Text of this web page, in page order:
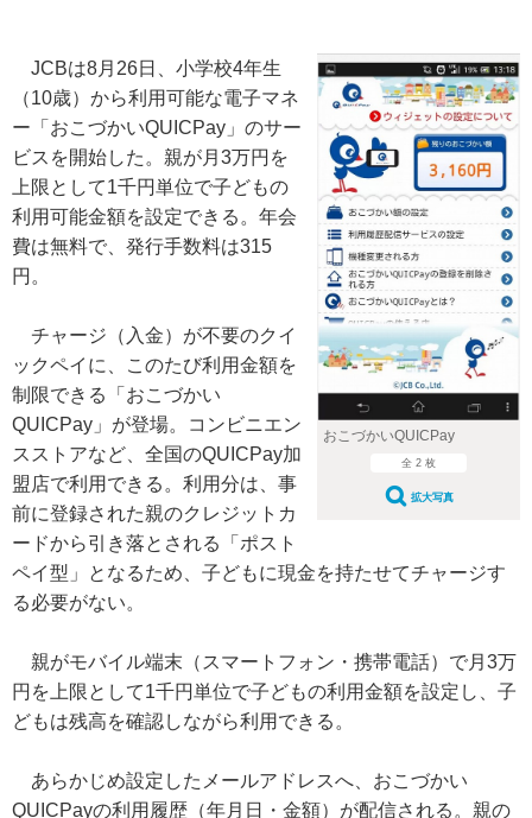
おこづかいQUICPay
全 2 枚
拡大写真
JCBは8月26日、小学校4年生
（10歳）から利用可能な電子マネ
ー「おこづかいQUICPay」のサー
ビスを開始した。親が月3万円を
上限として1千円単位で子どもの
利用可能金額を設定できる。年会
費は無料で、発行手数料は315
円。
チャージ（入金）が不要のクイ
ックペイに、このたび利用金額を
制限できる「おこづかい
QUICPay」が登場。コンビニエン
スストアなど、全国のQUICPay加
盟店で利用できる。利用分は、事
前に登録された親のクレジットカ
ードから引き落とされる「ポスト
ペイ型」となるため、子どもに現金を持たせてチャージす
る必要がない。
親がモバイル端末（スマートフォン・携帯電話）で月3万
円を上限として1千円単位で子どもの利用金額を設定し、子
どもは残高を確認しながら利用できる。
あらかじめ設定したメールアドレスへ、おこづかい
QUICPayの利用履歴（年月日・金額）が配信される。親の